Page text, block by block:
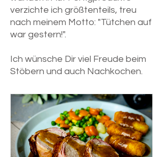
verzichte ich größtenteils, treu
nach meinem Motto: "Tütchen auf
war gestern!".
Ich wünsche Dir viel Freude beim
Stöbern und auch Nachkochen.